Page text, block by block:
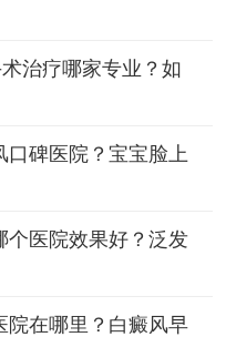
治疗哪家专业？如
碑医院？宝宝脸上
个医院效果好？泛发
院在哪里？白癜风早